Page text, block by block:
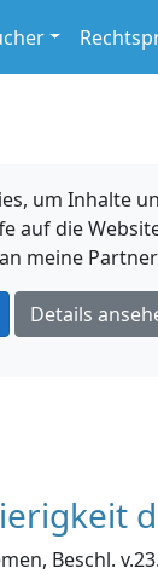
um Inhalte
auf die
meine
Details
Beschl.